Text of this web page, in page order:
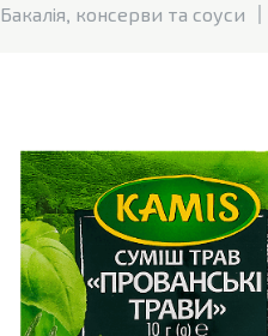
Бакалія, консерви та соуси